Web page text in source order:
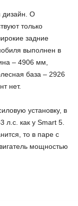
дизайн. О
только
задние
выполнен в
– 4906 мм,
база – 2926
нет.
установку, в
л.с. как у Smart 5.
то в паре с
мощностью